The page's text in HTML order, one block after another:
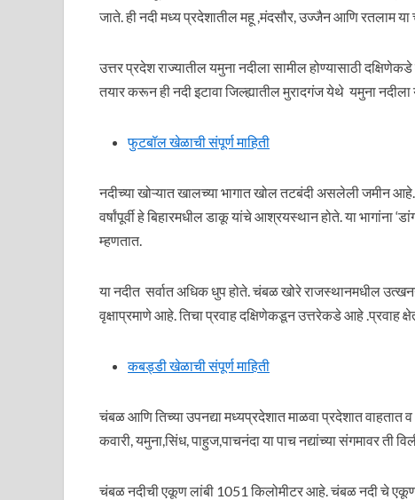
जाते. ही नदी मध्य प्रदेशातील महू ,मंदसौर, उज्जैन आणि रतलाम या
उत्तर प्रदेश राज्यातील यमुना नदीला सामील होण्यासाठी
तयार करून ही नदी इटावा जिल्ह्यातील मुरादगंज येथे यमुना
फुटबॉल खेळाची संपूर्ण माहिती
नदीच्या खोऱ्यात खालच्या भागात खोल तटबंदी असलेली जमीन
वर्षांपूर्वी हे बिहारमधील डाकू यांचे आश्रयस्थान होते. या भागांना
म्हणतात.
या नदीत सर्वात अधिक धुप होते. चंबळ खोरे राजस्थानमधील
वृक्षाप्रमाणे आहे. तिचा प्रवाह दक्षिणेकडून उत्तरेकडे आहे .प्रवाह
कबड्डी खेळाची संपूर्ण माहिती
चंबळ आणि तिच्या उपनद्या मध्यप्रदेशात माळवा प्रदेशात वाहतात
कवारी, यमुना,सिंध, पाहुज,पाचनंदा या पाच नद्यांच्या संगमावर ती
चंबळ नदीची एकूण लांबी 1051 किलोमीटर आहे. चंबळ नदी चे